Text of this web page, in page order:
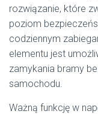
rozwiązanie, które
poziom
codziennym
elementu jest
zamykania bramy
samochodu.
Ważną funkcję w